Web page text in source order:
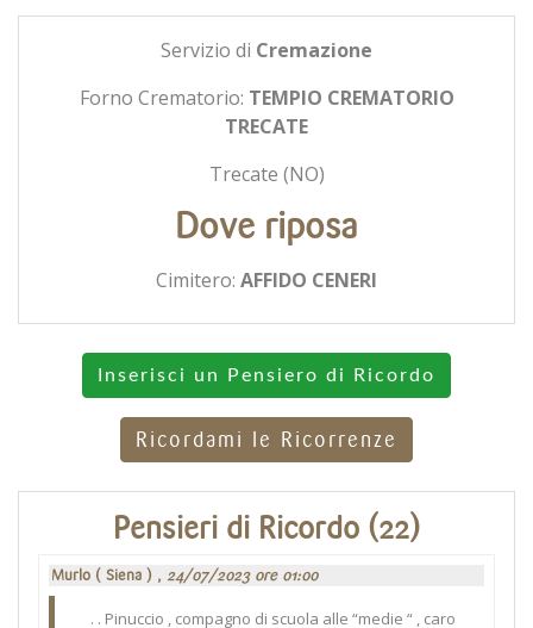
Servizio di Cremazione
Forno Crematorio: TEMPIO CREMATORIO
TRECATE
Trecate (NO)
Dove riposa
Cimitero: AFFIDO CENERI
Inserisci un Pensiero di Ricordo
Ricordami le Ricorrenze
Pensieri di Ricordo (22)
Murlo ( Siena ) , 24/07/2023 ore 01:00
. . Pinuccio , compagno di scuola alle “medie “ , caro